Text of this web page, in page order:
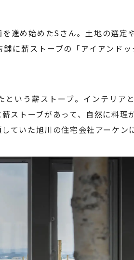
進め始めたSさん。土地の選定
に薪ストーブの「アイアンド
いう薪ストーブ。インテリア
ストーブがあって、自然に料理
ていた旭川の住宅会社アーケン